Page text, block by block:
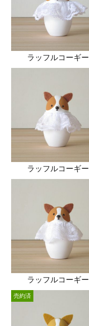
ラッフルコーギー
ラッフルコーギー
ラッフルコーギー
売約済